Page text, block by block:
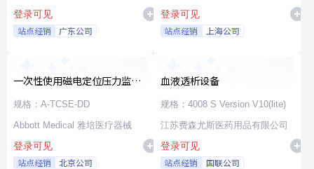
登录可见
站点经销 广东公司
司
登录可见
站点经销 上海公司
一次性使用磁电定位压力监测
消融导管
规格：A-TCSE-DD
Abbott Medical 雅培医疗器械
登录可见
站点经销 北京公司
血液透析设备
规格：4008 S Version V10(lite)
江苏费森尤斯医药用品有限公司
登录可见
站点经销 国联公司